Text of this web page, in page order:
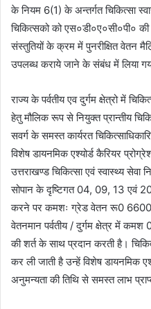
के नियम 6(1) के अन्तर्गत चिकित्सा
चिकित्सको को एस०डी०ए०सी०पी०
संस्तुतियों के क्रम में पुनरीक्षित वेतन
उपलब्ध कराये जाने के संबंध में लिया
राज्य के पर्वतीय एव दुर्गम क्षेत्रो में
हेतु मौलिक रूप से नियुक्त प्रान्तीय
सवर्ग के समस्त कार्यरत
विशेष डायनमिक एश्योर्ड कैरियर
उत्तराखण्ड चिकित्सा एवं स्वास्थ्य सेवा
सोपान के दृष्टिगत 04, 09, 13 एवं 20
करने पर कमशः ग्रेड वेतन रू0
वेतनमान पर्वतीय / दुर्गम क्षेत्र में
की शर्त के साथ प्रदान करती है।
कर ली जाती है उन्हें विशेष डायनमिक
अनुमन्यता की तिथि से समस्त लाभ